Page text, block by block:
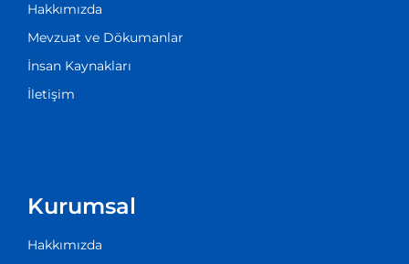
Hakkımızda
Mevzuat ve Dökumanlar
İnsan Kaynakları
İletişim
Kurumsal
Hakkımızda